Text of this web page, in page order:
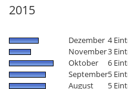
2015
Dezember 4
November3
Oktober
6
September5
August
5